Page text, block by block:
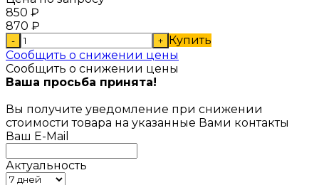
850 ₽
870 ₽
- + Купить
Сообщить о снижении цены
Сообщить о снижении цены
Ваша просьба принята!
Вы получите уведомление при снижении
стоимости товара на указанные Вами контакты
Ваш E-Mail
Актуальность